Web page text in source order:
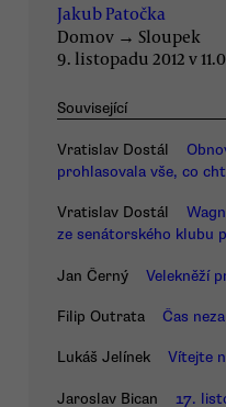
Jakub Patočka
Domov → Sloupek
9. listopadu 2012 v
Související
Vratislav Dostál
prohlasovala vše, co
Vratislav Dostál
ze senátorského klubu
Jan Černý Velekněží
Filip Outrata Čas
Lukáš Jelínek Vítejte
Jaroslav Bican 17.